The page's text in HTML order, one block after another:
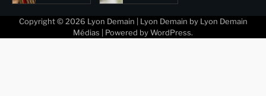
Copyright © 2026 Lyon Demain | Lyon Demain by Lyon Demain
Médias | Powered by WordPress.